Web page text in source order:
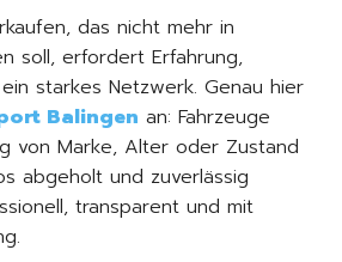
das nicht mehr in
soll, erfordert Erfahrung,
starkes Netzwerk. Genau hier
Balingen an: Fahrzeuge
von Marke, Alter oder Zustand
abgeholt und zuverlässig
transparent und mit